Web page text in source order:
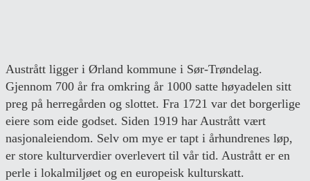
Austrått ligger i Ørland kommune i Sør-Trøndelag.
Gjennom 700 år fra omkring år 1000 satte høyadelen sitt
preg på herregården og slottet. Fra 1721 var det borgerlige
eiere som eide godset. Siden 1919 har Austrått vært
nasjonaleiendom. Selv om mye er tapt i århundrenes løp,
er store kulturverdier overlevert til vår tid. Austrått er en
perle i lokalmiljøet og en europeisk kulturskatt.